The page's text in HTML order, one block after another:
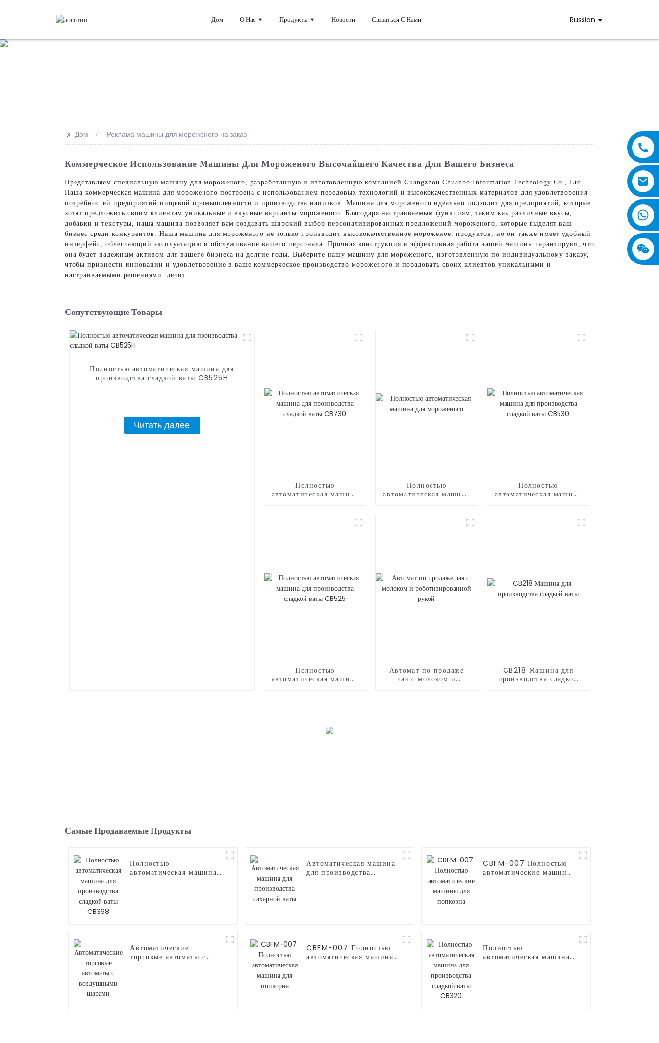
Дом О Нас Продукты Новости Связаться С Нами Russian
>> Дом Реклама машины для мороженого на заказ
Коммерческое Использование Машины Для Мороженого Высочайшего Качества Для Вашего Бизнеса
Представляем специальную машину для мороженого, разработанную и изготовленную компанией Guangzhou Chuanbo Information Technology Co., Ltd.
Наша коммерческая машина для мороженого построена с использованием передовых технологий и высококачественных материалов для удовлетворения
потребностей предприятий пищевой промышленности и производства напитков. Машина для мороженого идеально подходит для предприятий, которые
хотят предложить своим клиентам уникальные и вкусные варианты мороженого. Благодаря настраиваемым функциям, таким как различные вкусы,
добавки и текстуры, наша машина позволяет вам создавать широкий выбор персонализированных предложений мороженого, которые выделят ваш
бизнес среди конкурентов. Наша машина для мороженого не только производит высококачественное мороженое. продуктов, но он также имеет удобный
интерфейс, облегчающий эксплуатацию и обслуживание вашего персонала. Прочная конструкция и эффективная работа нашей машины гарантируют, что
она будет надежным активом для вашего бизнеса на долгие годы. Выберите нашу машину для мороженого, изготовленную по индивидуальному заказу,
чтобы привнести инновации и удовлетворение в ваше коммерческое производство мороженого и порадовать своих клиентов уникальными и
настраиваемыми решениями. лечит
Сопутствующие Товары
Полностью автоматическая машина для
производства сладкой ваты CB525H
Читать далее
Полностью
автоматическая машина
Полностью
автоматическая машина
Полностью
автоматическая машина
Полностью
автоматическая машина
Автомат по продаже
чая с молоком и
CB218 Машина для
производства сладкой
Самые Продаваемые Продукты
Полностью
автоматическая машина
Автоматическая машина
для производства
CBFM-007 Полностью
автоматические машины
Автоматические
торговые автоматы с
CBFM-007 Полностью
автоматическая машина
Полностью
автоматическая машина